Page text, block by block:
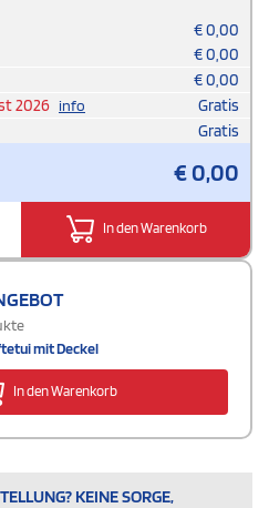
€0,00
€0,00
€0,00
2026 info
Gratis
Gratis
€0,00
In den Warenkorb
mit Deckel
In den Warenkorb
KEINE SORGE,